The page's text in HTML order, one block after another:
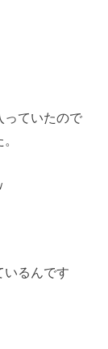
っていたので
いるんです